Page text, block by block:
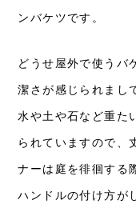
ンバケツです。
どうせ屋外で使うバ
潔さが感じられまし
水や土や石など重た
られていますので、
ナーは庭を徘徊する
ハンドルの付け方が